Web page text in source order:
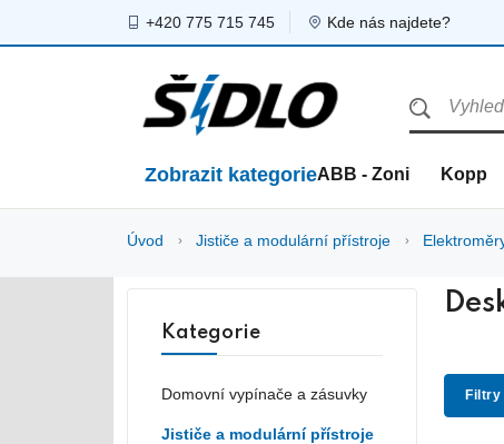
+420 775 715 745 Kde nás najdete?
Zobrazit kategorieABB - Zoni Kopp
Úvod Jističe a modulární přístroje
Filtry
Kategorie
Domovní vypínače a zásuvky
Jističe a modulární přístroje